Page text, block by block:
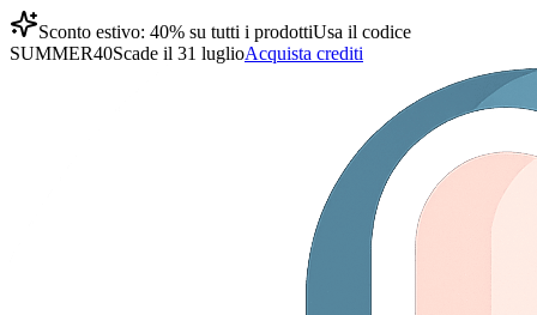
Sconto estivo: 40% su tutti i prodottiUsa il codice
SUMMER40Scade il 31 luglioAcquista crediti